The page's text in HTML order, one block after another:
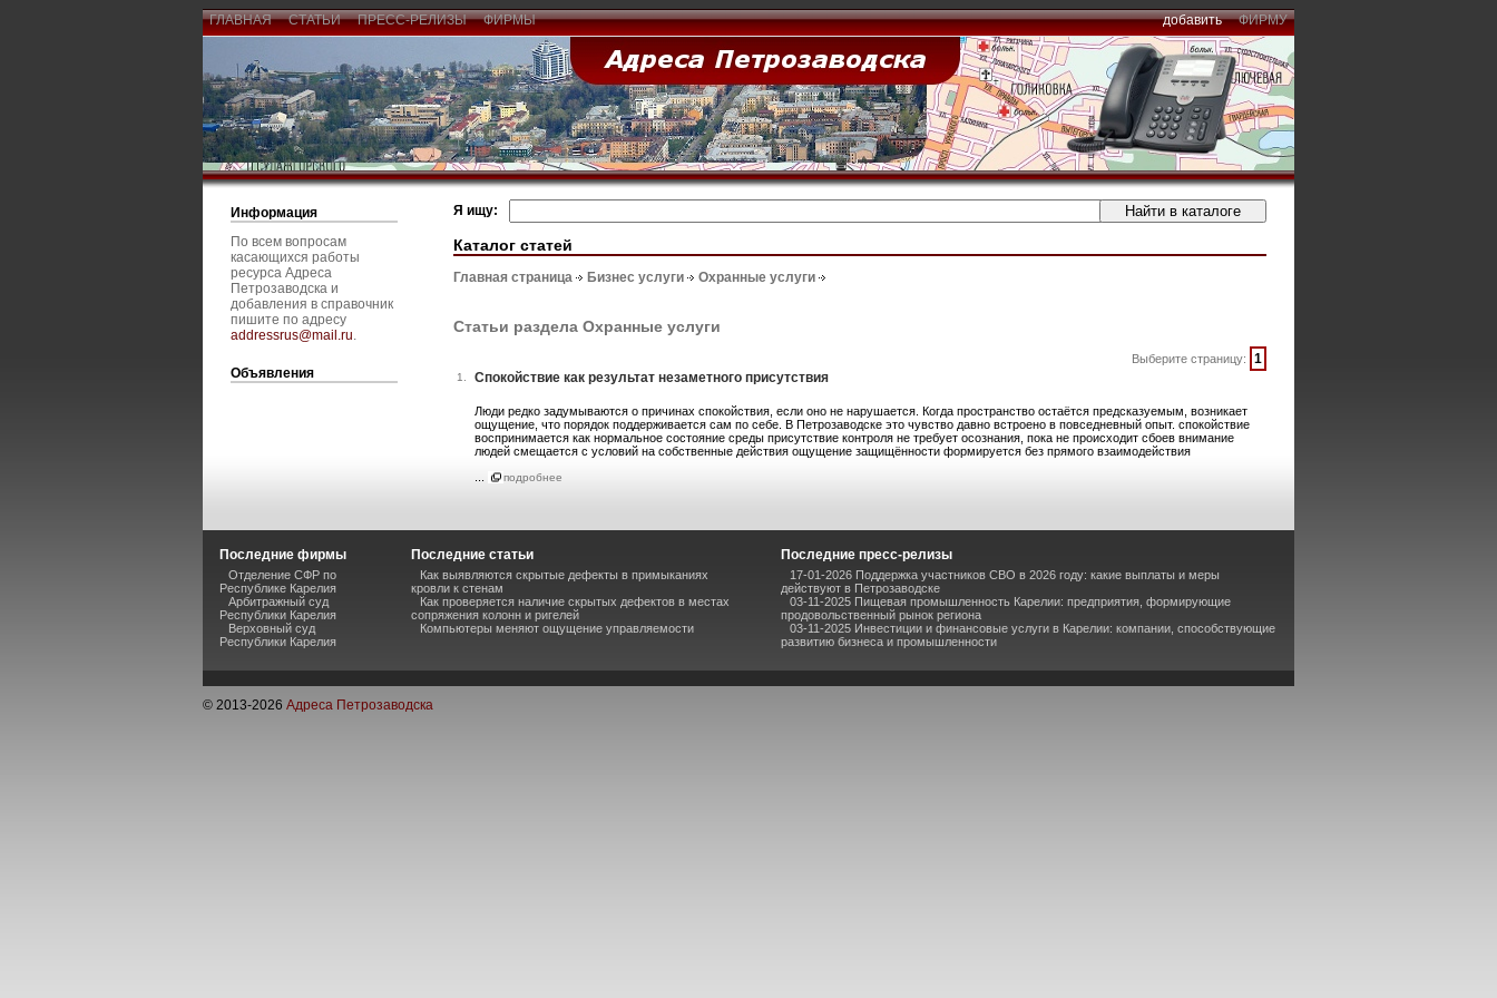
ГЛАВНАЯ СТАТЬИ ПРЕСС-РЕЛИЗЫ ФИРМЫ добавить ФИРМУ
Информация
По всем вопросам
касающихся работы
ресурса Адреса
Петрозаводска и
добавления в справочник
пишите по адресу
addressrus@mail.ru.
Объявления
Я ищу:
Каталог статей
Главная страница Бизнес услуги Охранные услуги
Статьи раздела Охранные услуги
Выберите страницу: 1
1. Спокойствие как результат незаметного присутствия
Люди редко задумываются о причинах спокойствия, если оно не нарушается. Когда пространство остаётся предсказуемым, возникает
ощущение, что порядок поддерживается сам по себе. В Петрозаводске это чувство давно встроено в повседневный опыт. спокойствие
воспринимается как нормальное состояние среды присутствие контроля не требует осознания, пока не происходит сбоев внимание
людей смещается с условий на собственные действия ощущение защищённости формируется без прямого взаимодействия
подробнее
Последние фирмы
Отделение СФР по
Республике Карелия
Арбитражный суд
Республики Карелия
Верховный суд
Республики Карелия
Последние статьи
Как выявляются скрытые дефекты в примыканиях
кровли к стенам
Как проверяется наличие скрытых дефектов в местах
сопряжения колонн и ригелей
Компьютеры меняют ощущение управляемости
Последние пресс-релизы
17-01-2026 Поддержка участников СВО в 2026 году: какие выплаты и меры
действуют в Петрозаводске
03-11-2025 Пищевая промышленность Карелии: предприятия, формирующие
продовольственный рынок региона
03-11-2025 Инвестиции и финансовые услуги в Карелии: компании, способствующие
развитию бизнеса и промышленности
© 2013-2026 Адреса Петрозаводска